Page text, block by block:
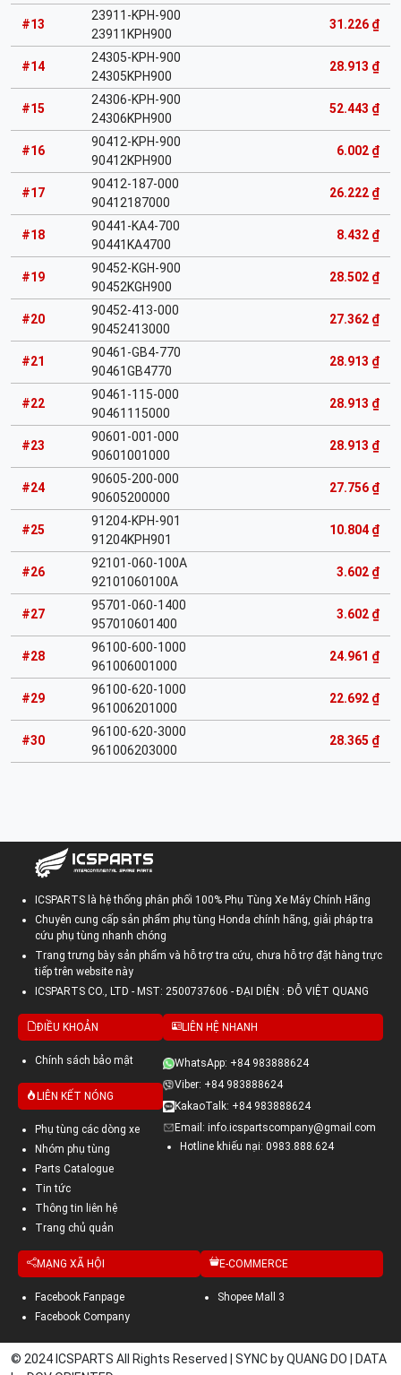
#13
23911-KPH-900
23911KPH900
31.226 ₫
#14
24305-KPH-900
24305KPH900
28.913 ₫
#15
24306-KPH-900
24306KPH900
52.443 ₫
#16
90412-KPH-900
90412KPH900
6.002 ₫
#17
90412-187-000
90412187000
26.222 ₫
#18
90441-KA4-700
90441KA4700
8.432 ₫
#19
90452-KGH-900
90452KGH900
28.502 ₫
#20
90452-413-000
90452413000
27.362 ₫
#21
90461-GB4-770
90461GB4770
28.913 ₫
#22
90461-115-000
90461115000
28.913 ₫
#23
90601-001-000
90601001000
28.913 ₫
#24
90605-200-000
90605200000
27.756 ₫
#25
91204-KPH-901
91204KPH901
10.804 ₫
#26
92101-060-100A
92101060100A
3.602 ₫
#27
95701-060-1400
957010601400
3.602 ₫
#28
96100-600-1000
961006001000
24.961 ₫
#29
96100-620-1000
961006201000
22.692 ₫
#30
96100-620-3000
961006203000
28.365 ₫
ICSPARTS là hệ thống phân phối 100% Phụ Tùng Xe Máy Chính Hãng
Chuyên cung cấp sản phẩm phụ tùng Honda chính hãng, giải pháp tra
cứu phụ tùng nhanh chóng
Trang trưng bày sản phẩm và hỗ trợ tra cứu, chưa hỗ trợ đặt hàng trực
tiếp trên website này
ICSPARTS CO., LTD - MST: 2500737606 - ĐẠI DIỆN : ĐỖ VIỆT QUANG
ĐIỀU KHOẢN
Chính sách bảo mật
LIÊN KẾT NÓNG
Phụ tùng các dòng xe
Nhóm phụ tùng
Parts Catalogue
Tin tức
Thông tin liên hệ
Trang chủ quản
LIÊN HỆ NHANH
WhatsApp: +84 983888624
Viber: +84 983888624
KakaoTalk: +84 983888624
Email: info.icspartscompany@gmail.com
Hotline khiếu nại: 0983.888.624
MẠNG XÃ HỘI
Facebook Fanpage
Facebook Company
E-COMMERCE
Shopee Mall 3
© 2024 ICSPARTS All Rights Reserved | SYNC by QUANG DO | DATA